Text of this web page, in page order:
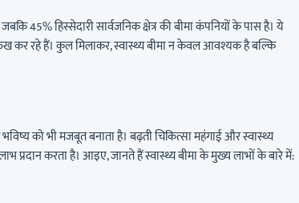
45% हिस्सेदारी सार्वजनिक क्षेत्र की बीमा कंपनियों के पास है। ये
रहे हैं। कुल मिलाकर, स्वास्थ्य बीमा न केवल आवश्यक है बल्कि
को भी मजबूत बनाता है। बढ़ती चिकित्सा महंगाई और स्वास्थ्य
प्रदान करता है। आइए, जानते हैं स्वास्थ्य बीमा के मुख्य लाभों के बारे में: